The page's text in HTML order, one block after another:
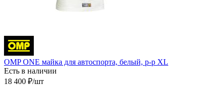
OMP ONE майка для автоспорта, белый, р-р XL
Есть в наличии
18 400 ₽/шт